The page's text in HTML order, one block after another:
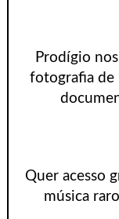
Prodígio
fotografia de
Quer acesso
música